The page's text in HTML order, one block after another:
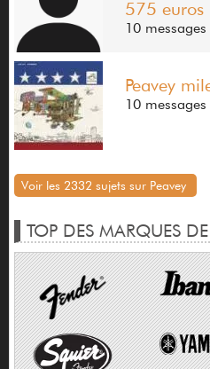
575 euros
10 messages
Peavey
10 messages
Voir les 2332 sujets sur Peavey
TOP DES MARQUES DE